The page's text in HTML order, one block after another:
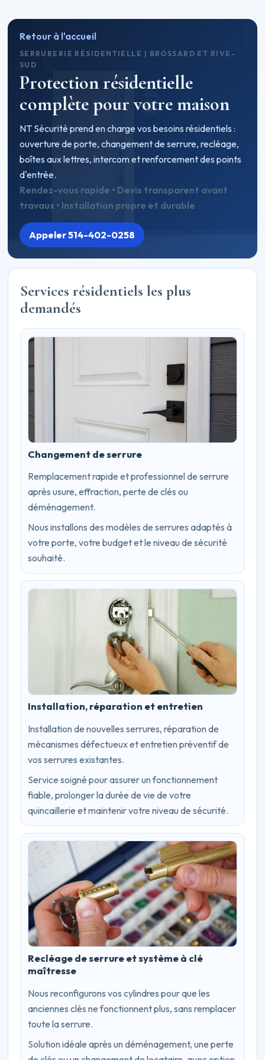
Retour à l'accueil
SERRURERIE RÉSIDENTIELLE | BROSSARD ET RIVE-
SUD
Protection résidentielle
complète pour votre maison
NT Sécurité prend en charge vos besoins résidentiels :
ouverture de porte, changement de serrure, recléage,
boîtes aux lettres, intercom et renforcement des points
d'entrée.
Rendez-vous rapide • Devis transparent avant
travaux • Installation propre et durable
Appeler 514-402-0258
Services résidentiels les plus
demandés
Changement de serrure
Remplacement rapide et professionnel de serrure
après usure, effraction, perte de clés ou
déménagement.
Nous installons des modèles de serrures adaptés à
votre porte, votre budget et le niveau de sécurité
souhaité.
Installation, réparation et entretien
Installation de nouvelles serrures, réparation de
mécanismes défectueux et entretien préventif de
vos serrures existantes.
Service soigné pour assurer un fonctionnement
fiable, prolonger la durée de vie de votre
quincaillerie et maintenir votre niveau de sécurité.
Recléage de serrure et système à clé
maîtresse
Nous reconfigurons vos cylindres pour que les
anciennes clés ne fonctionnent plus, sans remplacer
toute la serrure.
Solution idéale après un déménagement, une perte